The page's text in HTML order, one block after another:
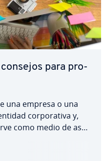
para pro­
una empresa o una
co­r­po­ra­ti­va y,
como medio de aso­
obli­ga­to­rio que toda